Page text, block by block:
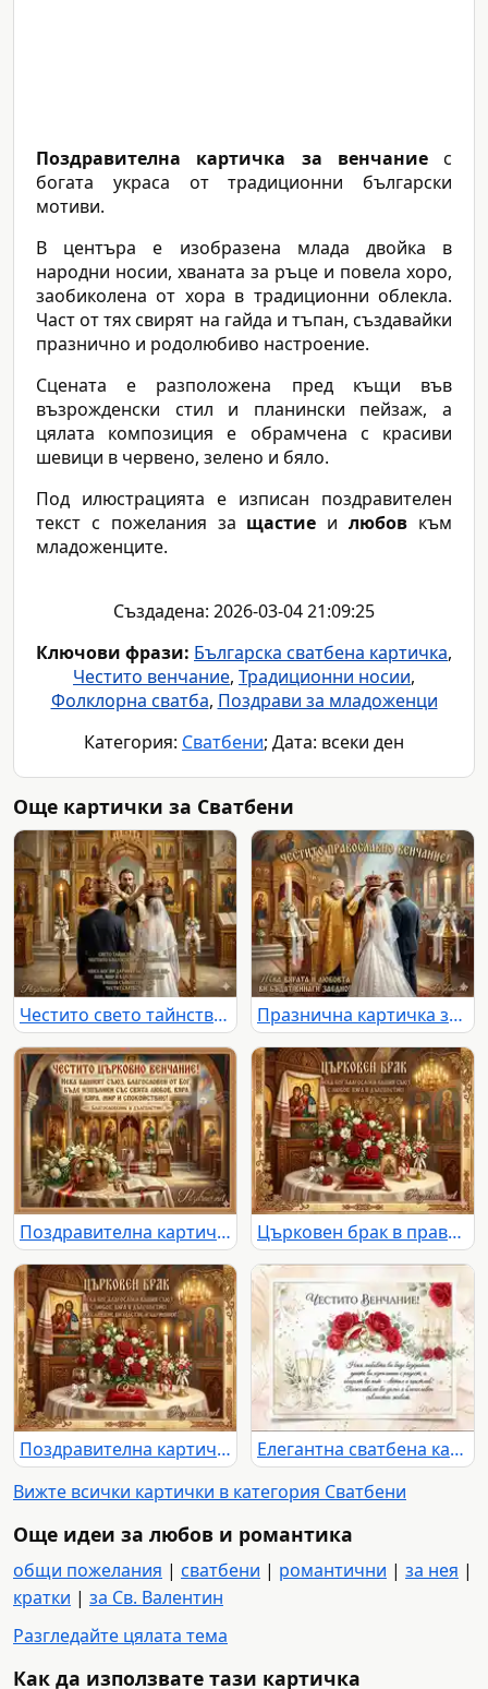
Поздравителна картичка за венчаниес
богата украса от традиционни български
мотиви.
В центъра е изобразена млада двойка в
народни носии, хваната за ръце и повела хоро,
заобиколена от хора в традиционни облекла.
Част от тях свирят на гайда и тъпан, създавайки
празнично и родолюбиво настроение.
Сцената е разположена пред къщи във
възрожденски стил и планински пейзаж, а
цялата композиция е обрамчена с красиви
шевици в червено, зелено и бяло.
Под илюстрацията е изписан поздравителен
текст с пожелания за щастие илюбов към
младоженците.
Създадена: 2026-03-04 21:09:25
Ключови фрази: Българска сватбена картичка,
Честито венчание, Традиционни носии,
Фолклорна сватба, Поздрави за младоженци
Категория: Сватбени; Дата: всеки ден
Още картички за Сватбени
Честито свето тайнство венчание! Празнична картичка за православно венчание
Поздравителна картичка за църковно венчание Църковен брак в православен храм с рози, халки и благословия за любов и дълголетие
Поздравителна картичка за църковен брак с орнаменти и пожелание
Елегантна сватбена картичка с червени рози и пожелание
Вижте всички картички в категория Сватбени
Още идеи за любов и романтика
общи пожелания | сватбени | романтични | за нея |
кратки | за Св. Валентин
Разгледайте цялата тема
Как да използвате тази картичка